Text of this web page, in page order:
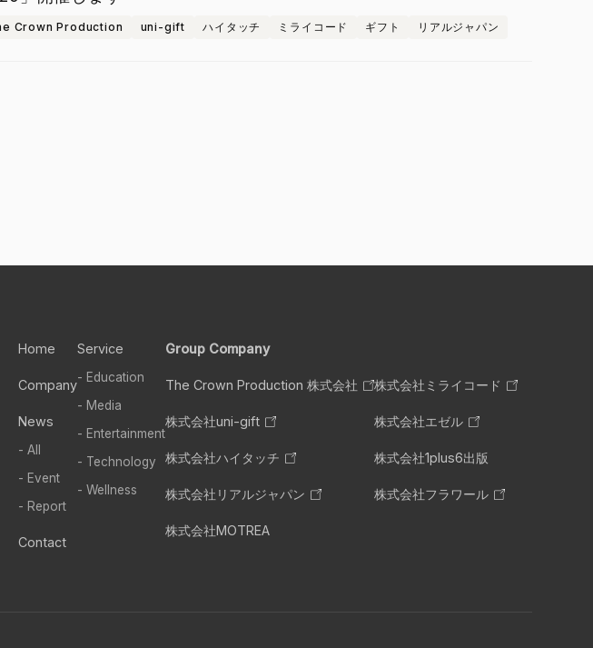
Crown Production uni-gift ハイタッチ ミライコード ギフト リアルジャパン
Home
Company
News
- All
- Event
- Report
Contact
Service
- Education
- Media
- Entertainment
- Technology
- Wellness
Group Company
The Crown Production 株式会社
株式会社uni-gift
株式会社ハイタッチ
株式会社リアルジャパン
株式会社MOTREA
株式会社ミライコード
株式会社エゼル
株式会社1plus6出版
株式会社フラワール